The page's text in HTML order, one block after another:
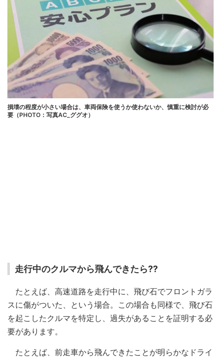
損壊の程度が小さい場合は、車両保険を使うか使わないか、慎重に検討が必
要（PHOTO：写真AC_ググオ）
走行中のクルマから飛んできたら??
たとえば、高速道路を走行中に、飛び石でフロントガラ
スに傷がついた、という場合。この場合も同様で、飛び石
を起こしたクルマを特定し、過失があることを証明する必
要があります。
たとえば、前走車から飛んできたことが明らかなドライ